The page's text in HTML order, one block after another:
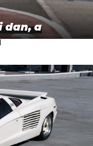
dan, a